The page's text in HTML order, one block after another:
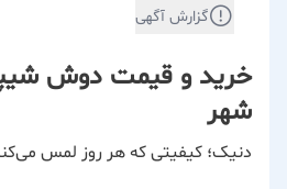
گزارش آگهی
خرید و قیمت دوش
شهر
دنیک؛ کیفیتی که هر روز لمس